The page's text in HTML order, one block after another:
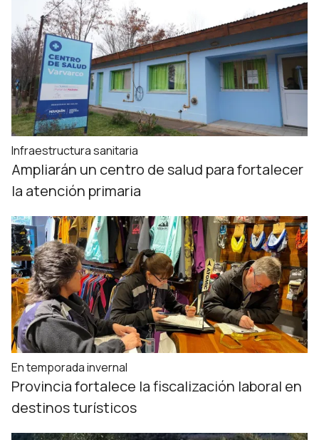
Infraestructura sanitaria
Ampliarán un centro de salud para fortalecer
la atención primaria
En temporada invernal
Provincia fortalece la fiscalización laboral en
destinos turísticos